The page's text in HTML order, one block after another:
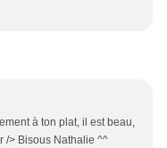
à ton plat, il est beau,
/> Bisous Nathalie ^^